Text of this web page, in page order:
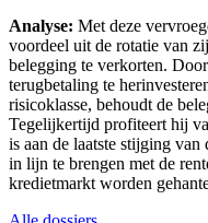
Analyse: Met deze
voordeel uit de rotatie van
belegging te verkorten.
terugbetaling te
risicoklasse, behoudt de
Tegelijkertijd profiteert hij
is aan de laatste stijging
in lijn te brengen met de
kredietmarkt worden